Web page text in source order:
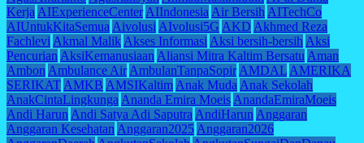
Kerja AIExperienceCenter AIIndonesia Air Bersih AITechCo
AIUntukKitaSemua Aivolusi AIvolusi5G AKD Akhmed Reza
Fachlevi Akmal Malik Akses Informasi Aksi bersih-bersih Aksi
Pencurian AksiKemanusiaan Aliansi Mitra Kaltim Bersatu Aman
Ambon Ambulance Air AmbulanTanpaSopir AMDAL AMERIKA
SERIKAT AMKB AMSIKaltim Anak Muda Anak Sekolah
AnakCintaLingkunga Ananda Emira Moeis AnandaEmiraMoeis
Andi Harun Andi Satya Adi Saputra AndiHarun Anggaran
Anggaran Kesehatan Anggaran2025 Anggaran2026